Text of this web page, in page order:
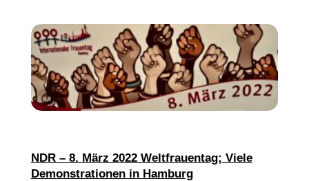
NDR – 8. März 2022 Weltfrauentag; Viele
Demonstrationen in Hamburg